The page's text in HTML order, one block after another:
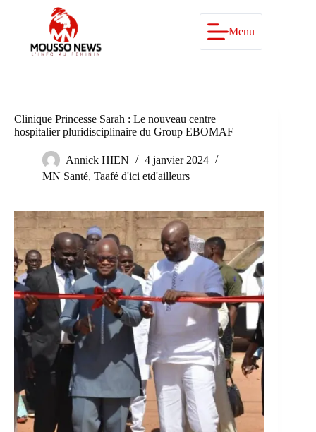
Menu
Clinique Princesse Sarah : Le nouveau centre
hospitalier pluridisciplinaire du Group EBOMAF
Annick HIEN
4 janvier 2024
MN Santé, Taafé d'ici etd'ailleurs